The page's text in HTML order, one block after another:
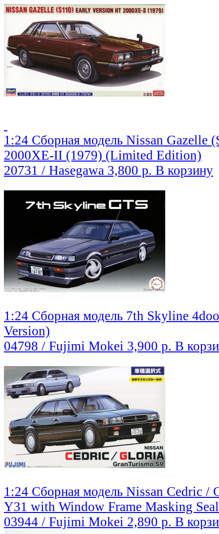
1:24 Сборная модель Nissan Gazelle
2000XE-II (1979) (Limited Edition)
20731 / Hasegawa 3,800 р. В корзину
1:24 Сборная модель 7th Skyline
Version)
04798 / Fujimi Mokei 3,900 р. В
1:24 Сборная модель Nissan Cedric /
Y31 with Window Frame Masking Seal
03944 / Fujimi Mokei 2,890 р. В